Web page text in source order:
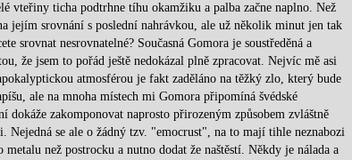
vteřiny ticha podtrhne tíhu okamžiku a palba začne naplno. Než
jejím srovnání s poslední nahrávkou, ale už několik minut jen tak
srovnat nesrovnatelné? Současná Gomora je soustředěná a
že jsem to pořád ještě nedokázal plně zpracovat. Nejvíc mě asi
atmosférou je fakt zaděláno na těžký zlo, který bude
ale na mnoha místech mi Gomora připomíná švédské
zakomponovat naprosto přirozeným způsobem zvláštně
se ale o žádný tzv. "emocrust", na to mají tihle neznabozi
než postrocku a nutno dodat že naštěstí. Někdy je nálada a